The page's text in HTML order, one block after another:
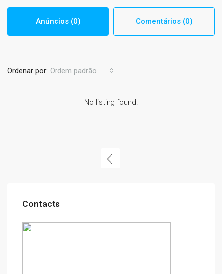
Anúncios (0) Comentários (0)
Ordenar por: Ordem padrão
No listing found.
Contacts